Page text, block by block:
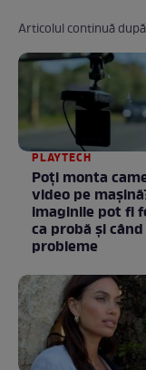
Articolul continuă
PLAYTECH
Poți monta
video pe
imaginile pot fi
ca probă și
probleme